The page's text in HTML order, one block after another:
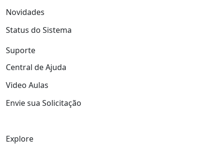
Novidades
Status do Sistema
Suporte
Central de Ajuda
Video Aulas
Envie sua Solicitação
Explore